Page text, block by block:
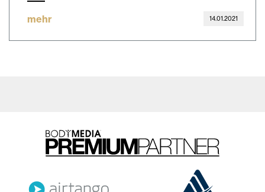
mehr 14.01.2021